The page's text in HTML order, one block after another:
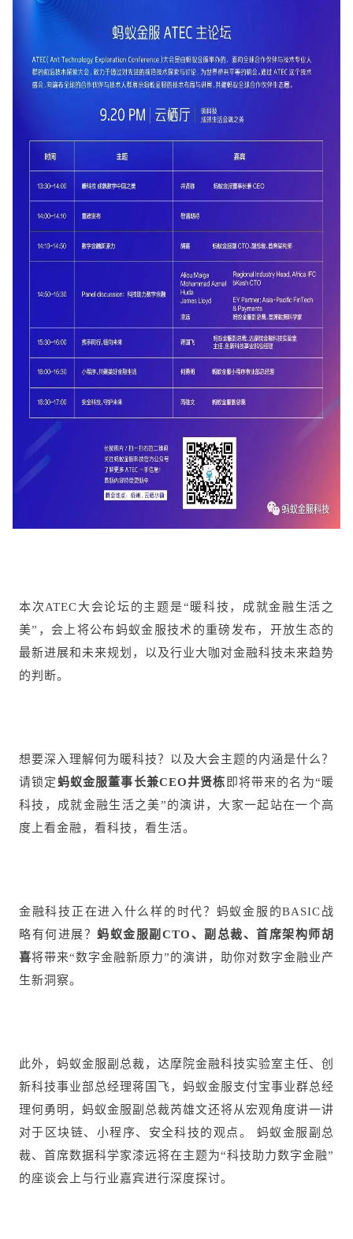
本次ATEC大会论坛的主题是“暖科技，成就金融生活之
美”，会上将公布蚂蚁金服技术的重磅发布，开放生态的
最新进展和未来规划，以及行业大咖对金融科技未来趋势
的判断。
想要深入理解何为暖科技？以及大会主题的内涵是什么？
请锁定蚂蚁金服董事长兼CEO井贤栋 即将带来的名为“暖
科技，成就金融生活之美”的演讲，大家一起站在一个高
度上看金融，看科技，看生活。
金融科技正在进入什么样的时代？蚂蚁金服的BASIC战
略有何进展？蚂蚁金服副CTO、副总裁、首席架构师胡
喜将带来“数字金融新原力”的演讲，助你对数字金融业产
生新洞察。
此外，蚂蚁金服副总裁，达摩院金融科技实验室主任、创
新科技事业部总经理蒋国飞，蚂蚁金服支付宝事业群总经
理何勇明，蚂蚁金服副总裁芮雄文还将从宏观角度讲一讲
对于区块链、小程序、安全科技的观点。 蚂蚁金服副总
裁、首席数据科学家漆远将在主题为“科技助力数字金融”
的座谈会上与行业嘉宾进行深度探讨。